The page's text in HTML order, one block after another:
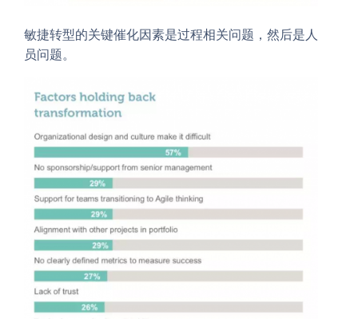
敏捷转型的关键催化因素是过程相关问题，然后是人
员问题。